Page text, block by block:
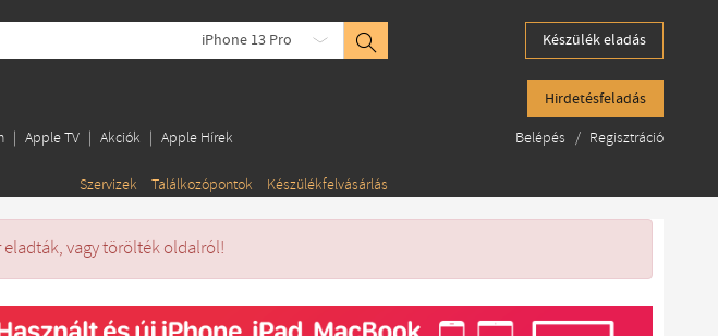
iPhone 13 Pro Készülék eladás
Hirdetésfeladás
Apple TV Akciók Apple Hírek
Szervizek Találkozópontok Készülékfelvásárlás
Belépés / Regisztráció
vagy törölték oldalról!